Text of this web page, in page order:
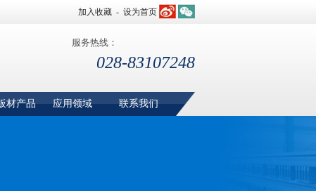
加入收藏 - 设为首页
服务热线：
028-83107248
材产品 应用领域 联系我们